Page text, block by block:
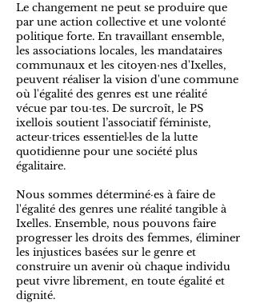
Le changement ne peut se produire que
par une action collective et une volonté
politique forte. En travaillant ensemble,
les associations locales, les mandataires
communaux et les citoyen·nes d'Ixelles,
peuvent réaliser la vision d'une commune
où l'égalité des genres est une réalité
vécue par tou·tes. De surcroît, le PS
ixellois soutient l’associatif féministe,
acteur·trices essentiel·les de la lutte
quotidienne pour une société plus
égalitaire.
Nous sommes déterminé·es à faire de
l'égalité des genres une réalité tangible à
Ixelles. Ensemble, nous pouvons faire
progresser les droits des femmes, éliminer
les injustices basées sur le genre et
construire un avenir où chaque individu
peut vivre librement, en toute égalité et
dignité.